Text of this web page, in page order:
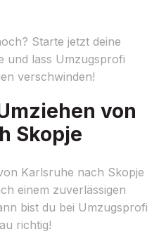
Starte jetzt deine
und lass Umzugsprofi
verschwinden!
von
Skopje
Karlsruhe nach Skopje
einem zuverlässigen
bist du bei Umzugsprofi
richtig!